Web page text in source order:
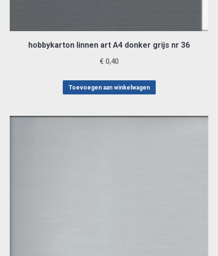
hobbykarton linnen art A4 donker grijs nr 36
€0,40
Toevoegen aan winkelwagen